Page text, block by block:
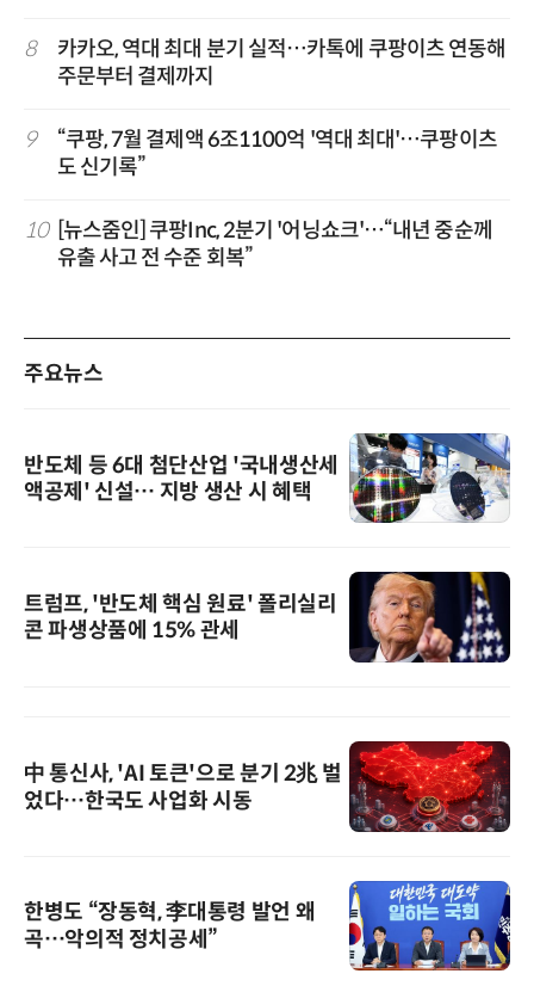
8
카카오, 역대 최대 분기 실적…카톡에 쿠팡이츠 연동해
주문부터 결제까지
9
“쿠팡, 7월 결제액 6조1100억 '역대 최대'…쿠팡이츠
도 신기록”
10
[뉴스줌인] 쿠팡Inc, 2분기 '어닝쇼크'…“내년 중순께
유출 사고 전 수준 회복”
주요뉴스
반도체 등 6대 첨단산업 '국내생산세
액공제' 신설… 지방 생산 시 혜택
트럼프, '반도체 핵심 원료' 폴리실리
콘 파생상품에 15% 관세
中 통신사, 'AI 토큰'으로 분기 2兆 벌
었다…한국도 사업화 시동
한병도 “장동혁, 李대통령 발언 왜
곡…악의적 정치공세”